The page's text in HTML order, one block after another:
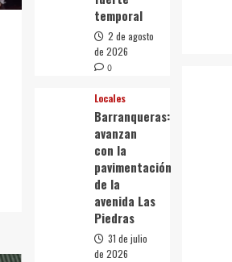
temporal
2 de agosto
de 2026
0
Locales
Barranqueras:
avanzan
con la
pavimentación
de la
avenida Las
Piedras
31 de julio
de 2026